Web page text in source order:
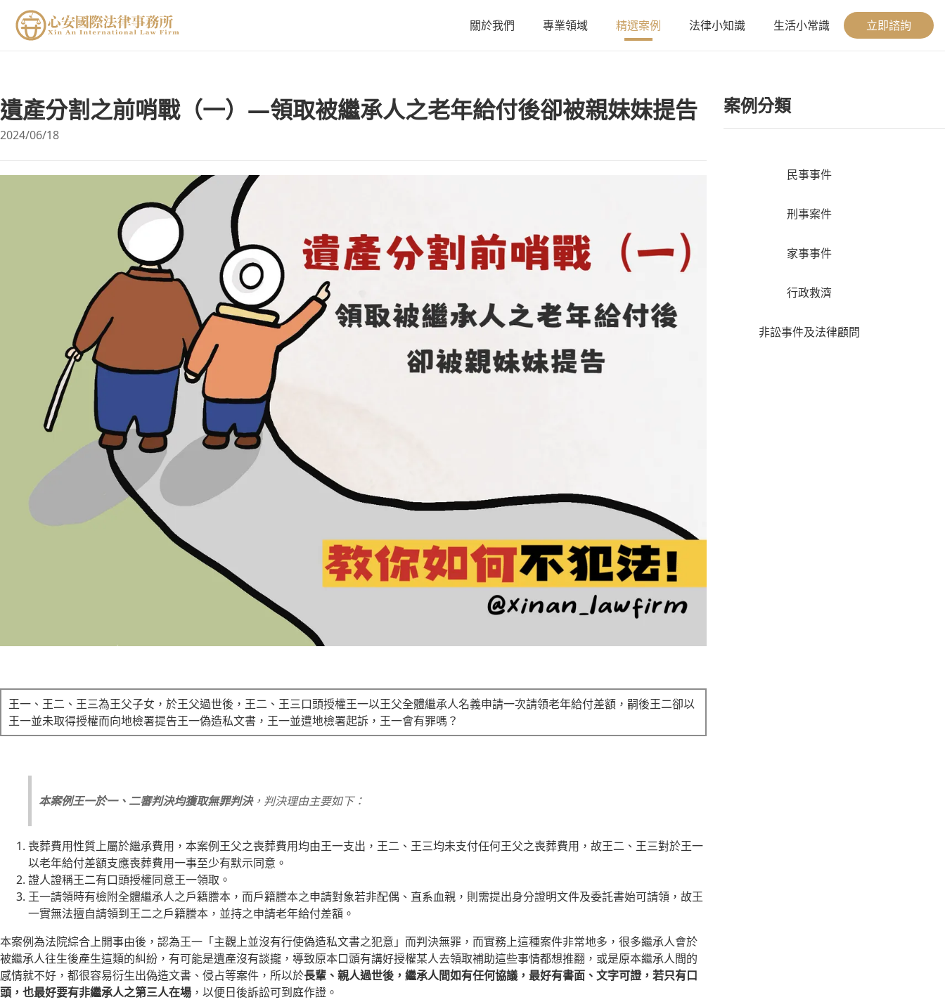
關於我們
陳星年 主持律師
專業領域 精選案例 法律小知識 生活小常識 立即諮詢
遺產分割之前哨戰（一）—領取被繼承人之老年給付後卻被親妹妹提告
2024/06/18
王一、王二、王三為王父子女，於王父過世後，王二、王三口頭授權王一以王父全體繼承人名義申請一次請領老年給付差額，嗣後王二卻以
王一並未取得授權而向地檢署提告王一偽造私文書，王一並遭地檢署起訴，王一會有罪嗎？
本案例王一於一、二審判決均獲取無罪判決，判決理由主要如下：
喪葬費用性質上屬於繼承費用，本案例王父之喪葬費用均由王一支出，王二、王三均未支付任何王父之喪葬費用，故王二、王三對於王一
以老年給付差額支應喪葬費用一事至少有默示同意。
證人證稱王二有口頭授權同意王一領取。
王一請領時有檢附全體繼承人之戶籍謄本，而戶籍謄本之申請對象若非配偶、直系血親，則需提出身分證明文件及委託書始可請領，故王
一實無法擅自請領到王二之戶籍謄本，並持之申請老年給付差額。
本案例為法院綜合上開事由後，認為王一「主觀上並沒有行使偽造私文書之犯意」而判決無罪，而實務上這種案件非常地多，很多繼承人會於
被繼承人往生後產生這類的糾紛，有可能是遺產沒有談攏，導致原本口頭有講好授權某人去領取補助這些事情都想推翻，或是原本繼承人間的
感情就不好，都很容易衍生出偽造文書、侵占等案件，所以於長輩、親人過世後，繼承人間如有任何協議，最好有書面、文字可證，若只有口
頭，也最好要有非繼承人之第三人在場 ，以便日後訴訟可到庭作證。
案例分類
民事事件
刑事案件
家事事件
行政救濟
非訟事件及法律顧問